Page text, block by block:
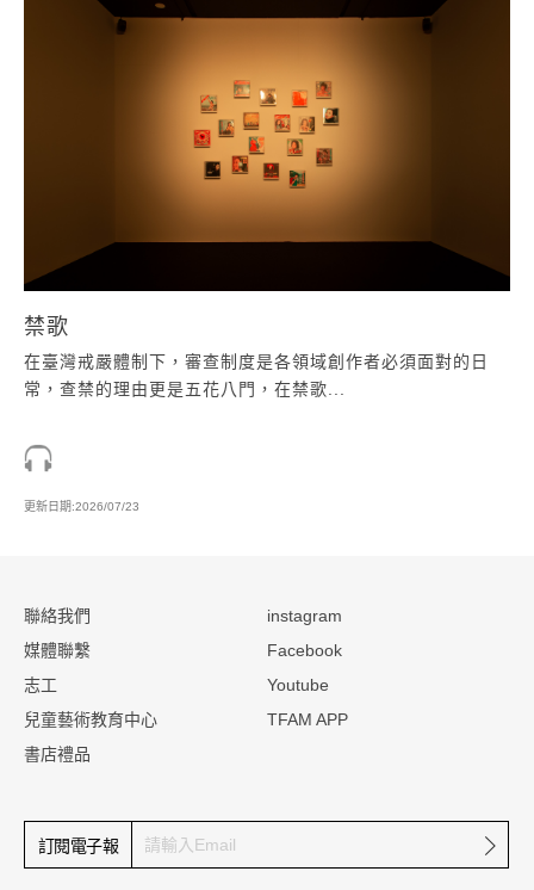
禁歌
在臺灣戒嚴體制下，審查制度是各領域創作者必須面對的日
常，查禁的理由更是五花八門，在禁歌...
更新日期:2026/07/23
聯絡我們
媒體聯繫
志工
兒童藝術教育中心
書店禮品
instagram
Facebook
Youtube
TFAM APP
訂閱電子報 確定